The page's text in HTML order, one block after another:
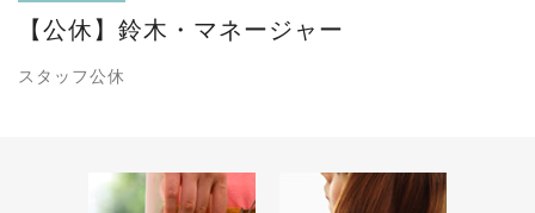
【公休】鈴木・マネージャー
スタッフ公休